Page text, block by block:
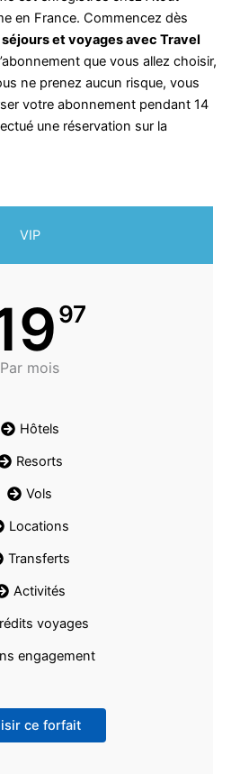
en France. Commencez dès
et voyages avec Travel
que vous allez choisir,
ne prenez aucun risque, vous
votre abonnement pendant 14
une réservation sur la
VIP
97
Par mois
Hôtels
Resorts
Vols
Locations
Transferts
Activités
voyages
engagement
ce forfait